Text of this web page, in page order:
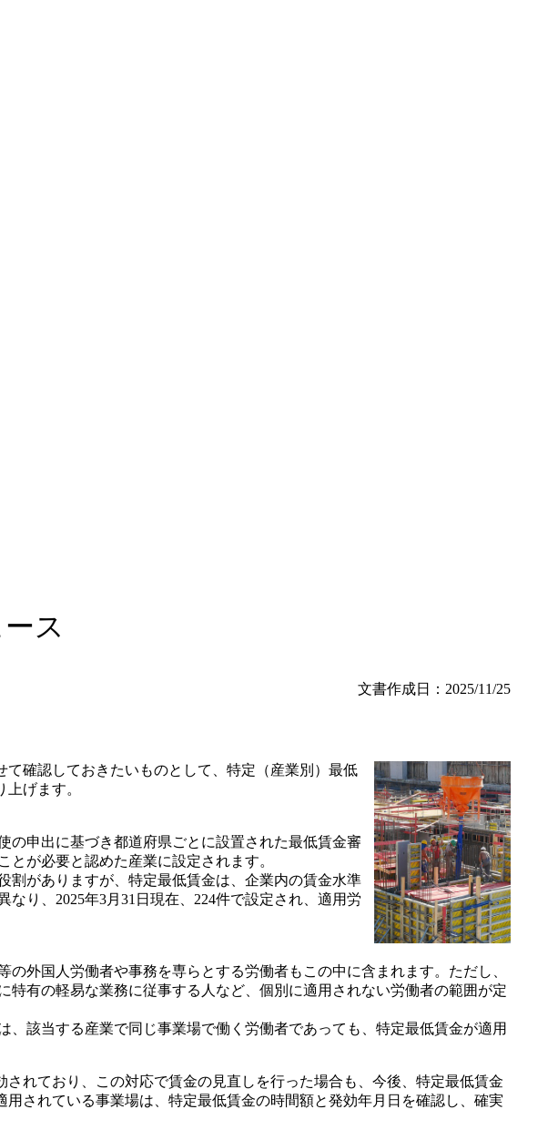
ス
文書作成日：2025/11/25
確認しておきたいものとして、特定（産業別）最低
げます。
申出に基づき都道府県ごとに設置された最低賃金審
が必要と認めた産業に設定されます。
がありますが、特定最低賃金は、企業内の賃金水準
り、2025年3月31日現在、224件で設定され、適用労
外国人労働者や事務を専らとする労働者もこの中に含まれます。ただし、
有の軽易な業務に従事する人など、個別に適用されない労働者の範囲が定
該当する産業で同じ事業場で働く労働者であっても、特定最低賃金が適用
れており、この対応で賃金の見直しを行った場合も、今後、特定最低賃金
されている事業場は、特定最低賃金の時間額と発効年月日を確認し、確実